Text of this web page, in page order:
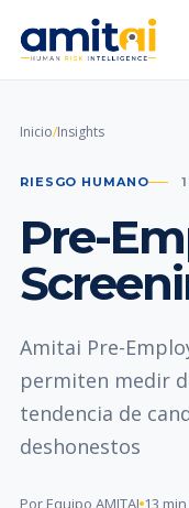
Inicio/Insights
RIESGO HUMANO
Pre-
Amitai Pre-
permiten medir
tendencia de
deshonestos
Por Equipo AMITAI 13